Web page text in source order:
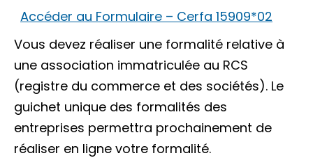
Accéder au Formulaire – Cerfa 15909*02
Vous devez réaliser une formalité relative à
une association immatriculée au RCS
(registre du commerce et des sociétés). Le
guichet unique des formalités des
entreprises permettra prochainement de
réaliser en ligne votre formalité.